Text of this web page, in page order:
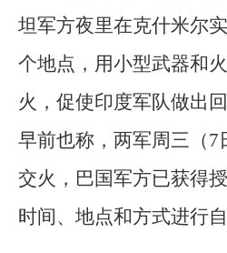
坦军方夜里在克什米尔
个地点，用小型武器和
火，促使印度军队做出
早前也称，两军周三（7
交火，巴国军方已获得
时间、地点和方式进行自